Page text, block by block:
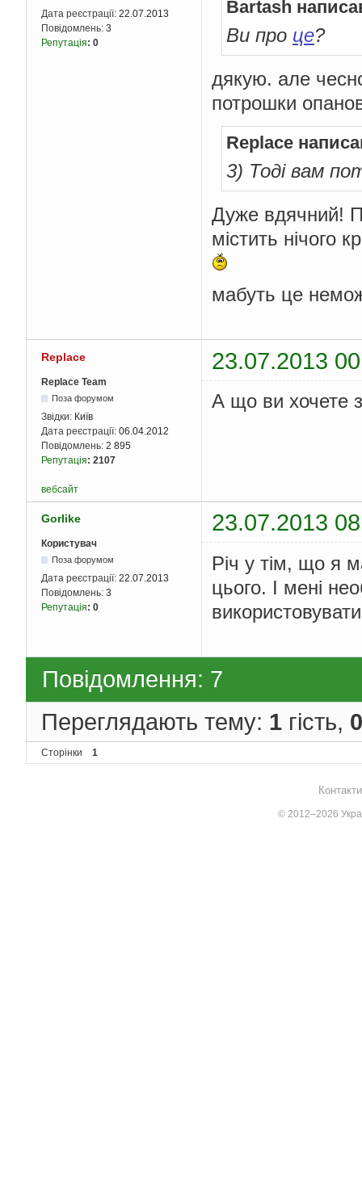
Дата реєстрації: 22.07.2013
Повідомлень: 3
Репутація: 0
Bartash
Ви про це?
дякую. але
потрошки
Replace
3) Тоді вам
Дуже вдячний!
містить нічого
мабуть це
Replace 23.07.2013
Replace Team
Поза форумом
Звідки: Київ
Дата реєстрації: 06.04.2012
Повідомлень: 2 895
Репутація: 2107
А що ви хочете
вебсайт
Gorlike 23.07.2013
Користувач
Поза форумом
Дата реєстрації: 22.07.2013
Повідомлень: 3
Репутація: 0
Річ у тім, що я
цього. І мені
Повідомлення: 7
Переглядають тему: 1 гість, 0
Сторінки 1
© 2012–2026